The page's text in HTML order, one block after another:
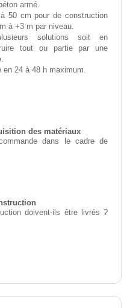
armé.
50 cm pour de construction
à +3 m par niveau.
solutions soit en
tout ou partie par une
en 24 à 48 h maximum.
des matériaux
dans le cadre de
doivent-ils être livrés ?